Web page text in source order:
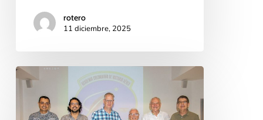
rotero
11 diciembre, 2025